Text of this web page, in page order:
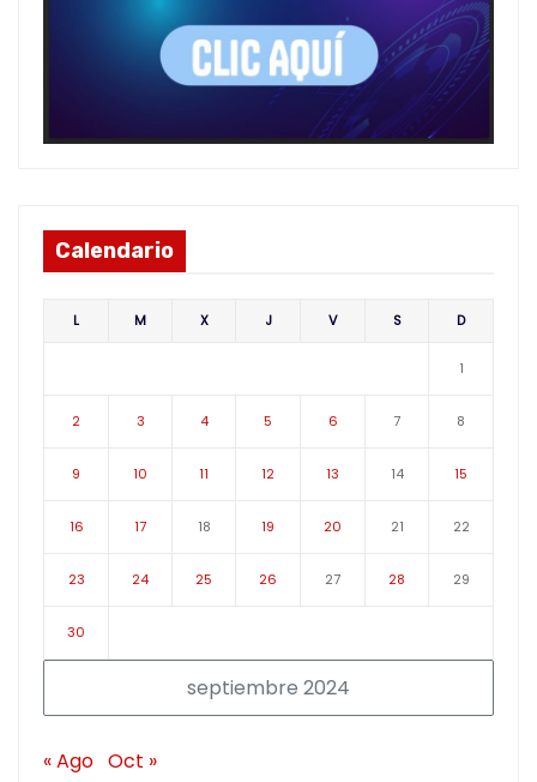
Calendario
septiembre 2024
L M X J V S D
1
2 3 4 5 6 7 8
9 10 11 12 13 14 15
16 17 18 19 20 21 22
23 24 25 26 27 28 29
30
« Ago Oct »